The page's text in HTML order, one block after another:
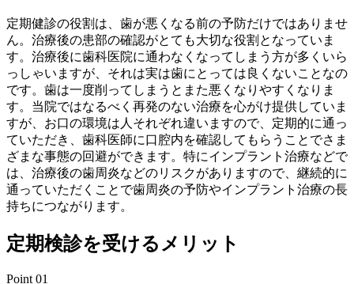
定期健診の役割は、歯が悪くなる前の予防だけではありませ
ん。治療後の患部の確認がとても大切な役割となっていま
す。治療後に歯科医院に通わなくなってしまう方が多くいら
っしゃいますが、それは実は歯にとっては良くないことなの
です。歯は一度削ってしまうとまた悪くなりやすくなりま
す。当院ではなるべく再発のない治療を心がけ提供していま
すが、お口の環境は人それぞれ違いますので、定期的に通っ
ていただき、歯科医師に口腔内を確認してもらうことでさま
ざまな事態の回避ができます。特にインプラント治療などで
は、治療後の歯周炎などのリスクがありますので、継続的に
通っていただくことで歯周炎の予防やインプラント治療の長
持ちにつながります。
定期検診を受けるメリット
Point 01